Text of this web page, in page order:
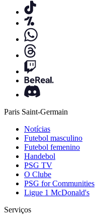
Paris Saint-Germain
Notícias
Futebol masculino
Futebol femenino
Handebol
PSG TV
O Clube
PSG for Communities
Ligue 1 McDonald's
Serviços